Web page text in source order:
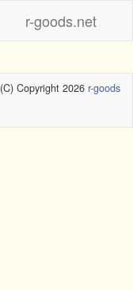
r-goods.net
(C) Copyright 2026 r-goods